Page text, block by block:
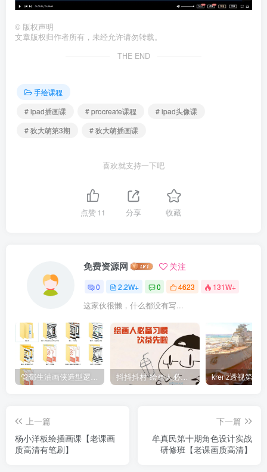
© 版权声明
文章版权归作者所有，未经允许请勿转载。
THE END
手绘课程
# ipad插画课
# procreate课程
# ipad头像课
# 狄大萌第3期
# 狄大萌插画课
喜欢就支持一下吧
点赞11 分享 收藏
免费资源网 关注
0 2.2W+ 0 4623 131W+
这家伙很懒，什么都没有写...
管郁生油画侠造型逻辑班第一期2019年5月【高清不缺课】 抖抖抖村 绘画人必备习惯2020【画质不错】
上一篇
杨小洋板绘插画课【老课画
质高清有笔刷】
下一篇
牟真民第十期角色设计实战
研修班【老课画质高清】